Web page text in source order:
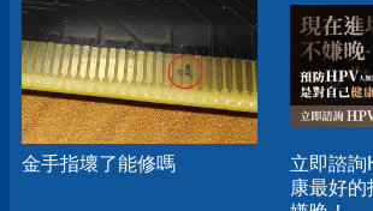
金手指壞了能修嗎
立即諮詢
康最好的